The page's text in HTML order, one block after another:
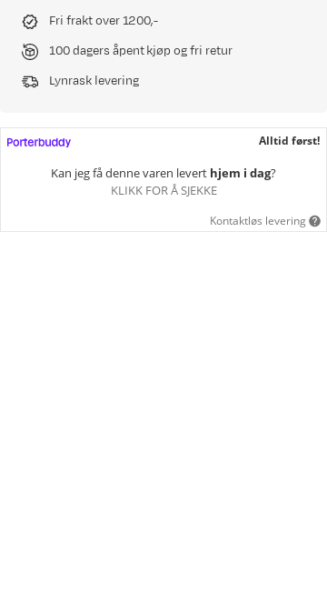
Fri frakt over 1200,-
100 dagers åpent kjøp og fri retur
Lynrask levering
Alltid først!
Kan jeg få denne varen levert hjem i dag?
KLIKK FOR Å SJEKKE
Kontaktløs levering